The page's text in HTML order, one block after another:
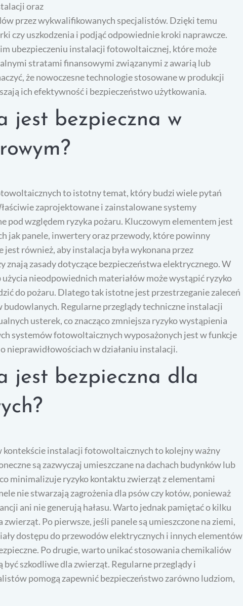
oraz
przez wykwalifikowanych specjalistów. Dzięki temu
czy uszkodzenia i podjąć odpowiednie kroki naprawcze.
ubezpieczeniu instalacji fotowoltaicznej, które może
stratami finansowymi związanymi z awarią lub
że nowoczesne technologie stosowane w produkcji
ich efektywność i bezpieczeństwo użytkowania.
jest bezpieczna w
to istotny temat, który budzi wiele pytań
zaprojektowane i zainstalowane systemy
pod względem ryzyka pożaru. Kluczowym elementem jest
jak panele, inwertery oraz przewody, które powinny
jest również, aby instalacja była wykonana przez
zasady dotyczące bezpieczeństwa elektrycznego. W
nieodpowiednich materiałów może wystąpić ryzyko
do pożaru. Dlatego tak istotne jest przestrzeganie zaleceń
Regularne przeglądy techniczne instalacji
usterek, co znacząco zmniejsza ryzyko wystąpienia
systemów fotowoltaicznych wyposażonych jest w funkcje
nieprawidłowościach w działaniu instalacji.
jest bezpieczna dla
instalacji fotowoltaicznych to kolejny ważny
są zazwyczaj umieszczane na dachach budynków lub
minimalizuje ryzyko kontaktu zwierząt z elementami
nie stwarzają zagrożenia dla psów czy kotów, ponieważ
ani nie generują hałasu. Warto jednak pamiętać o kilku
Po pierwsze, jeśli panele są umieszczone na ziemi,
dostępu do przewodów elektrycznych i innych elementów
Po drugie, warto unikać stosowania chemikaliów
szkodliwe dla zwierząt. Regularne przeglądy i
pomogą zapewnić bezpieczeństwo zarówno ludziom,